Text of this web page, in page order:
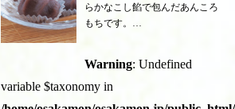
らかなこし餡で包んだあんころ
もちです。…
Warning: Undefined
variable $taxonomy in